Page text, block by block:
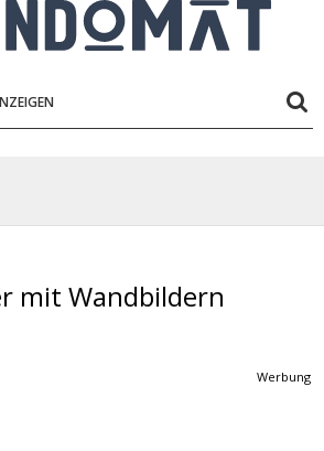
mit Wandbildern
Werbung